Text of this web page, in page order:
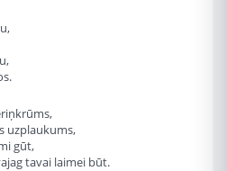
uzplaukums,
gūt,
tavai laimei būt.